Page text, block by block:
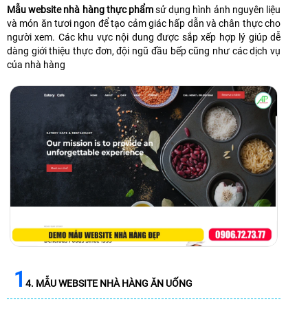
Mẫu website nhà hàng thực phẩmsử dụng hình ảnh nguyên liệu
và món ăn tươi ngon để tạo cảm giác hấp dẫn và chân thực cho
người xem. Các khu vực nội dung được sắp xếp hợp lý giúp dễ
dàng giới thiệu thực đơn, đội ngũ đầu bếp cũng như các dịch vụ
của nhà hàng
1 4. MẪU WEBSITE NHÀ HÀNG ĂN UỐNG